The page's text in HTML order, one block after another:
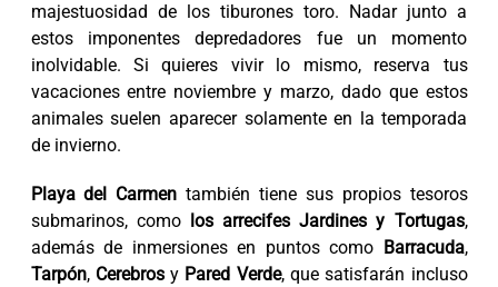
majestuosidad de los tiburones toro. Nadar junto a
estos imponentes depredadores fue un momento
inolvidable. Si quieres vivir lo mismo, reserva tus
vacaciones entre noviembre y marzo, dado que estos
animales suelen aparecer solamente en la temporada
de invierno.
Playa del Carmen también tiene sus propios tesoros
submarinos, como los arrecifes Jardines y Tortugas,
además de inmersiones en puntos como Barracuda,
Tarpón, Cerebrosy Pared Verde, que satisfarán incluso